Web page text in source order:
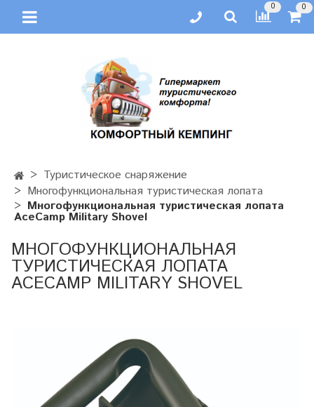
0 0
Туристическое снаряжение
Многофункциональная туристическая лопата
Многофункциональная туристическая лопата
AceCamp Military Shovel
МНОГОФУНКЦИОНАЛЬНАЯ
ТУРИСТИЧЕСКАЯ ЛОПАТА
ACECAMP MILITARY SHOVEL